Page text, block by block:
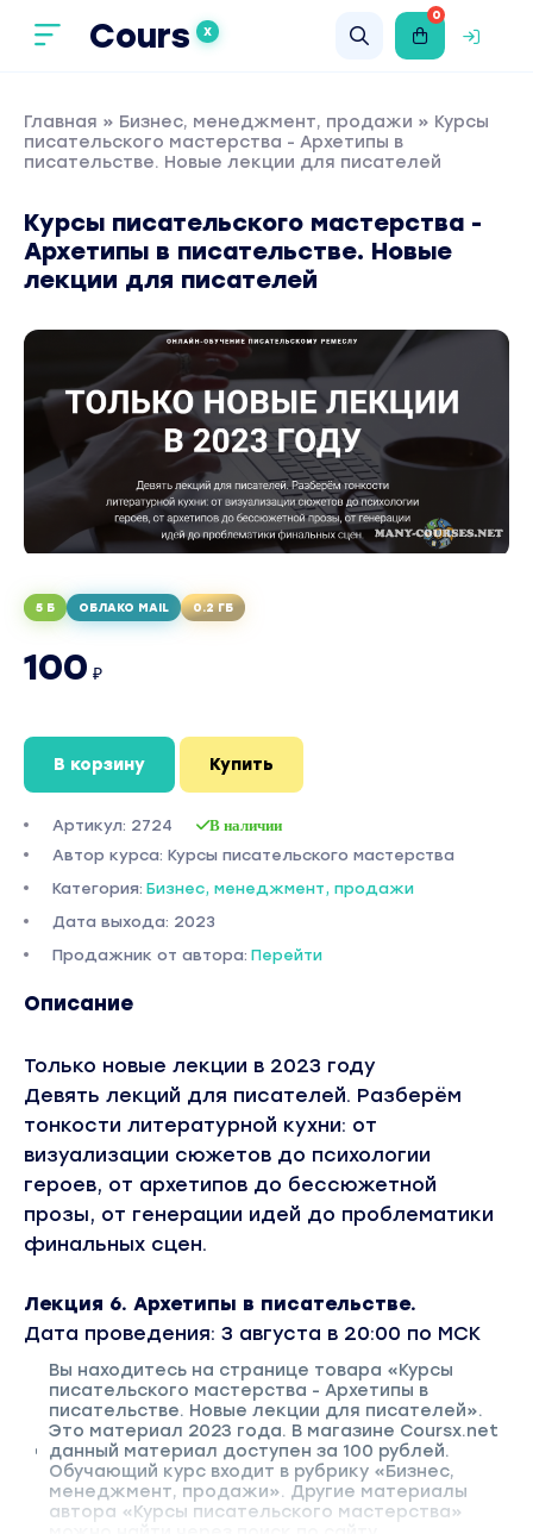
Cours X
0
Главная » Бизнес, менеджмент, продажи » Курсы
писательского мастерства - Архетипы в
писательстве. Новые лекции для писателей
Курсы писательского мастерства -
Архетипы в писательстве. Новые
лекции для писателей
5 Б ОБЛАКО MAIL 0.2 ГБ
100 ₽
В корзину Купить
Артикул: 2724 В наличии
Автор курса: Курсы писательского мастерства
Категория: Бизнес, менеджмент, продажи
Дата выхода: 2023
Продажник от автора: Перейти
Описание
Только новые лекции в 2023 году
Девять лекций для писателей. Разберём
тонкости литературной кухни: от
визуализации сюжетов до психологии
героев, от архетипов до бессюжетной
прозы, от генерации идей до проблематики
финальных сцен.
Лекция 6. Архетипы в писательстве.
Дата проведения: 3 августа в 20:00 по МСК
Вы находитесь на странице товара «Курсы
писательского мастерства - Архетипы в
писательстве. Новые лекции для писателей».
Это материал 2023 года. В магазине Coursx.net
данный материал доступен за 100 рублей.
Обучающий курс входит в рубрику «Бизнес,
менеджмент, продажи». Другие материалы
автора «Курсы писательского мастерства»